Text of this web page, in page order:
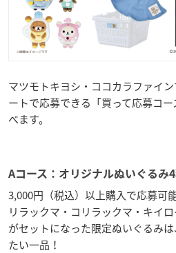
マツモトキヨシ・ココカラファイ
ートで応募できる「買って応募コ
べます。
Aコース：オリジナルぬいぐるみ
3,000円（税込）以上購入で応募可
リラックマ・コリラックマ・キイ
がセットになった限定ぬいぐるみ
たい一品！